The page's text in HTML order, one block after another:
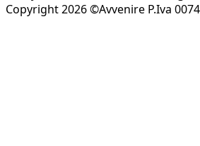
Copyright 2026 ©Avvenire P.Iva